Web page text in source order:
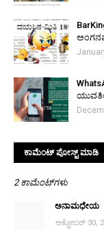
ಕಾಮೆಂಟ್‌‌ ಪೋಸ್ಟ್‌ ಮಾಡಿ
2 ಕಾಮೆಂಟ್‌ಗಳು
ಅನಾಮಧೇಯ
ಅಕ್ಟೋಬರ್ 30,